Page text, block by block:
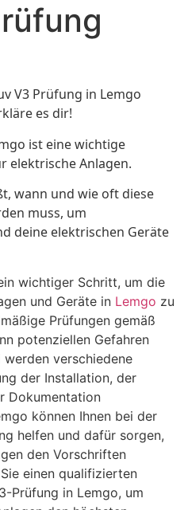
V3 Prüfung in Lemgo
es dir!
ist eine wichtige
elektrische Anlagen.
wann und wie oft diese
muss, um
deine elektrischen Geräte
wichtiger Schritt, um die
und Geräte in Lemgo zu
Prüfungen gemäß
potenziellen Gefahren
verschiedene
der Installation, der
Dokumentation
können Ihnen bei der
helfen und dafür sorgen,
den Vorschriften
einen qualifizierten
Prüfung in Lemgo, um